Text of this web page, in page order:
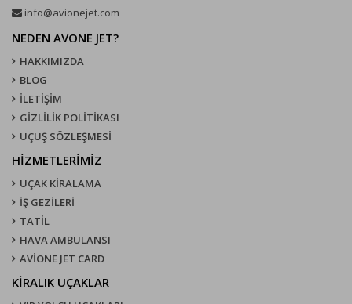
info@avionejet.com
NEDEN AVONE JET?
HAKKIMIZDA
BLOG
İLETİŞİM
GİZLİLİK POLİTİKASI
UÇUŞ SÖZLEŞMESI
HİZMETLERİMİZ
UÇAK KIRALAMA
İŞ GEZİLERİ
TATİL
HAVA AMBULANSI
AVİONE JET CARD
KIRALIK UÇAKLAR